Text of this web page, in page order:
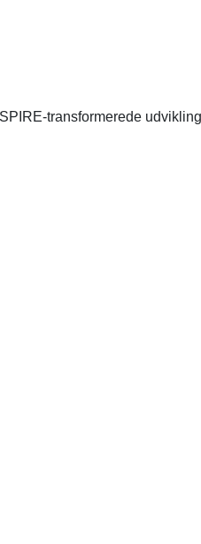
transformerede